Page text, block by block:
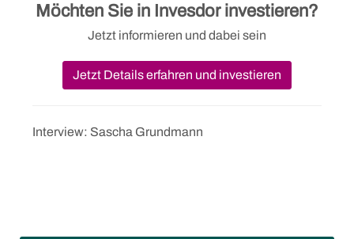
contentMöchten Sie in Invesdor investieren?
Jetzt informieren und dabei sein
Jetzt Details erfahren und investieren
Interview: Sascha Grundmann